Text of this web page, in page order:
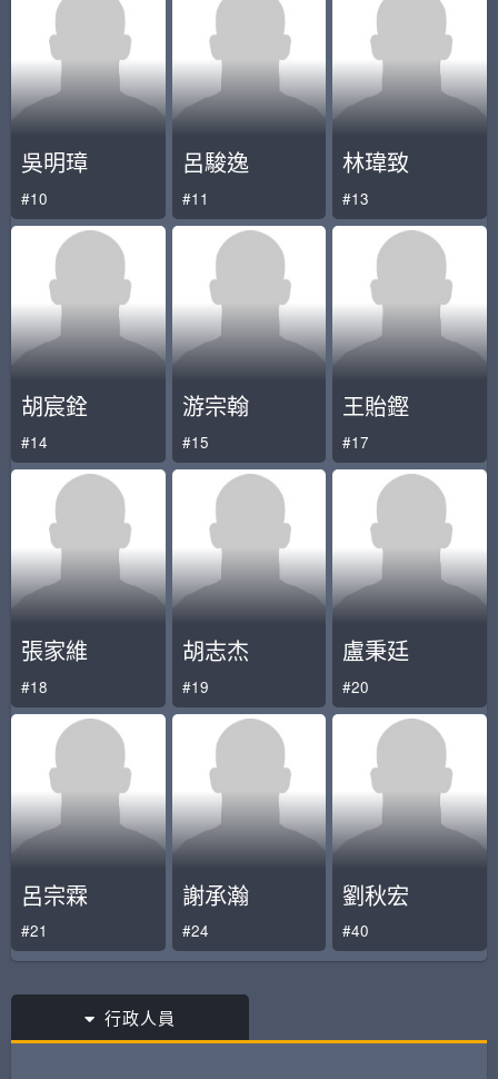
吳明璋
#10
呂駿逸
#11
林瑋致
#13
胡宸銓
#14
游宗翰
#15
王貽鏗
#17
張家維
#18
胡志杰
#19
盧秉廷
#20
呂宗霖
#21
謝承瀚
#24
劉秋宏
#40
行政人員